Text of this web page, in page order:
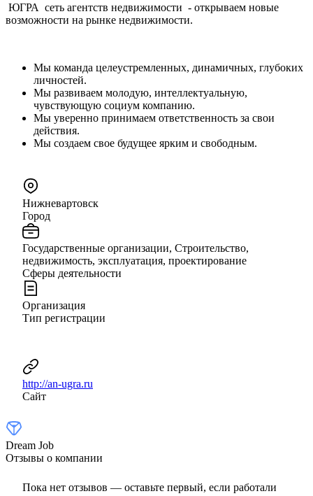
ЮГРА сеть агентств недвижимости - открываем новые
возможности на рынке недвижимости.
Мы команда целеустремленных, динамичных, глубоких
личностей.
Мы развиваем молодую, интеллектуальную,
чувствующую социум компанию.
Мы уверенно принимаем ответственность за свои
действия.
Мы создаем свое будущее ярким и свободным.
Нижневартовск
Город
Государственные организации, Строительство,
недвижимость, эксплуатация, проектирование
Сферы деятельности
Организация
Тип регистрации
http://an-ugra.ru
Сайт
Dream Job
Отзывы о компании
Пока нет отзывов — оставьте первый, если работали